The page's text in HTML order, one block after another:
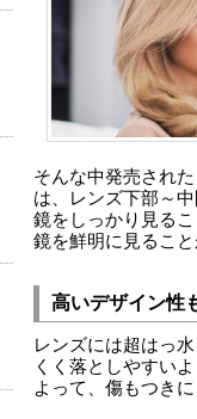
そんな中発売され
は、レンズ下部～
鏡をしっかり見る
鏡を鮮明に見ること
高いデザイン性
レンズには超はっ
くく落としやすい
よって、傷もつきに